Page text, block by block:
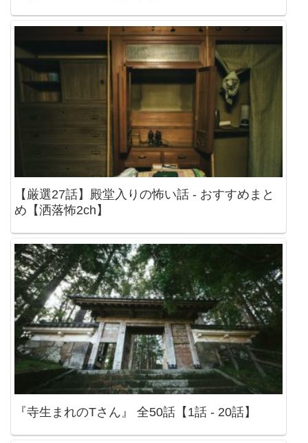
【厳選27話】殿堂入りの怖い話 - おすすめまと
め【洒落怖2ch】
『寺生まれのTさん』 全50話【1話 - 20話】